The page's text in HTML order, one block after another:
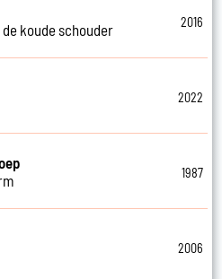
koude schouder
2016
2022
1987
2006